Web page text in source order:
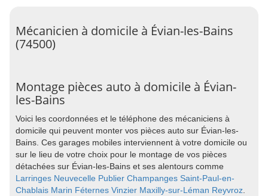
Mécanicien à domicile à Évian-les-Bains
(74500)
Montage pièces auto à domicile à Évian-
les-Bains
Voici les coordonnées et le téléphone des mécaniciens à
domicile qui peuvent monter vos pièces auto sur Évian-les-
Bains. Ces garages mobiles interviennent à votre domicile ou
sur le lieu de votre choix pour le montage de vos pièces
détachées sur Évian-les-Bains et ses alentours comme
Larringes Neuvecelle Publier Champanges Saint-Paul-en-
Chablais Marin Féternes Vinzier Maxilly-sur-Léman Reyvroz.